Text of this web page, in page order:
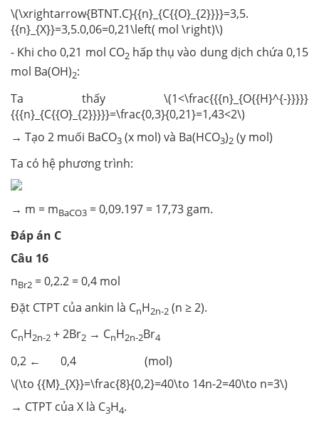
\(\xrightarrow{BTNT.C}{{n}_{C{{O}_{2}}}}=3,5.
{{n}_{X}}=3,5.0,06=0,21\left( mol \right)\)
- Khi cho 0,21 mol CO2hấp thụ vào dung dịch chứa 0,15
mol Ba(OH)2:
Ta thấy \(1<\frac{{{n}_{O{{H}^{-}}}}}
{{{n}_{C{{O}_{2}}}}}=\frac{0,3}{0,21}=1,43<2\)
→ Tạo 2 muối BaCO3 (x mol) và Ba(HCO3)2 (y mol)
Ta có hệ phương trình:
→ m = mBaCO3 = 0,09.197 = 17,73 gam.
Đáp án C
Câu 16
nBr2 = 0,2.2 = 0,4 mol
Đặt CTPT của ankin là CnH2n-2 (n ≥ 2).
CnH2n-2 + 2Br2 → CnH2n-2Br4
0,2 ← 0,4 (mol)
\(\to {{M}_{X}}=\frac{8}{0,2}=40\to 14n-2=40\to n=3\)
→ CTPT của X là C3H4.